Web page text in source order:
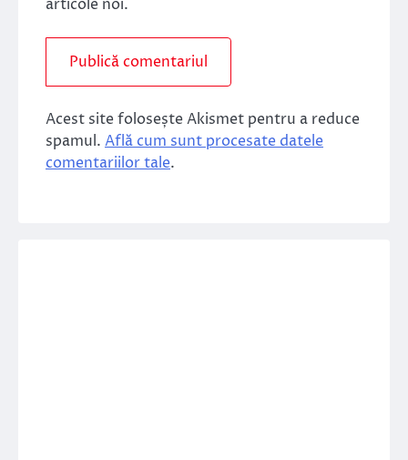
articole noi.
Acest site folosește Akismet pentru a reduce
spamul. Află cum sunt procesate datele
comentariilor tale.